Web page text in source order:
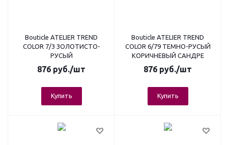
Bouticle ATELIER TREND
COLOR 7/3 ЗОЛОТИСТО-
РУСЫЙ
876 руб./шт
Купить
Bouticle ATELIER TREND
COLOR 6/79 ТЕМНО-РУСЫЙ
КОРИЧНЕВЫЙ САНДРЕ
876 руб./шт
Купить